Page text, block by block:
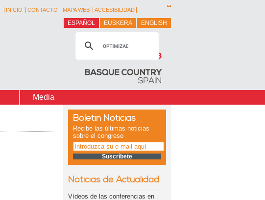
INICIO CONTACTO MAPA WEB ACCESIBILIDAD
ESPAÑOL EUSKERA ENGLISH
Media
Boletín Noticias
Recibe las últimas noticias
sobre el congreso
Noticias de Actualidad
.................................................
Vídeos de las conferencias en